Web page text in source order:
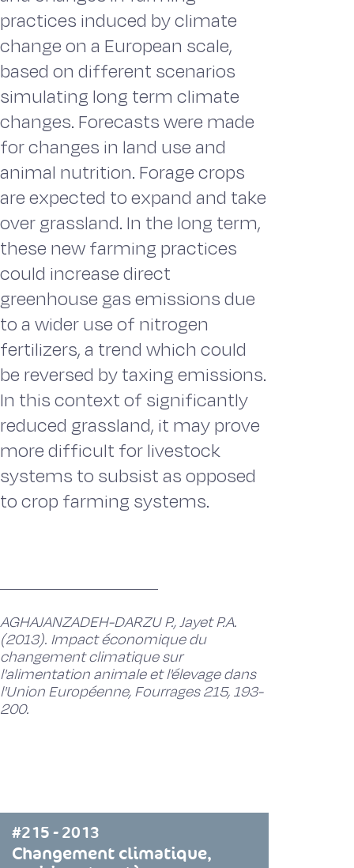
practices induced by climate
change on a European scale,
based on different scenarios
simulating long term climate
changes. Forecasts were made
for changes in land use and
animal nutrition. Forage crops
are expected to expand and take
over grassland. In the long term,
these new farming practices
could increase direct
greenhouse gas emissions due
to a wider use of nitrogen
fertilizers, a trend which could
be reversed by taxing emissions.
In this context of significantly
reduced grassland, it may prove
more difficult for livestock
systems to subsist as opposed
to crop farming systems.
AGHAJANZADEH-DARZU P., Jayet P.A.
(2013). Impact économique du
changement climatique sur
l'alimentation animale et l'élevage dans
l'Union Européenne, Fourrages 215, 193-
200.
#215 - 2013
Changement climatique,